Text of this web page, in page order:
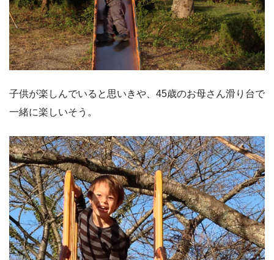
子供が楽しんでいると思いきや、45歳のお母さん滑り台で
一緒に楽しいそう。